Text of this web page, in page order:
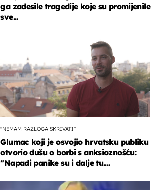
ga zadesile tragedije koje su promijenile
sve...
"NEMAM RAZLOGA SKRIVATI"
Glumac koji je osvojio hrvatsku publiku
otvorio dušu o borbi s anksioznošću:
"Napadi panike su i dalje tu....